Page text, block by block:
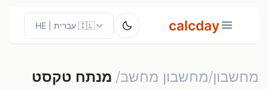
calcday
מחשבון/מחשבון מחשב/ מנתח טקסט